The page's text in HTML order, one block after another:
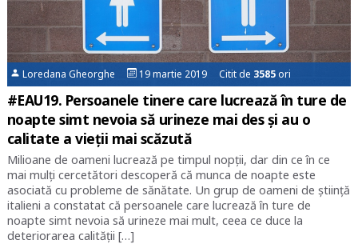
Loredana Gheorghe 19 martie 2019 Citit de 3585ori
#EAU19. Persoanele tinere care lucrează în ture de
noapte simt nevoia să urineze mai des și au o
calitate a vieții mai scăzută
Milioane de oameni lucrează pe timpul nopții, dar din ce în ce
mai mulți cercetători descoperă că munca de noapte este
asociată cu probleme de sănătate. Un grup de oameni de știință
italieni a constatat că persoanele care lucrează în ture de
noapte simt nevoia să urineze mai mult, ceea ce duce la
deteriorarea calității […]